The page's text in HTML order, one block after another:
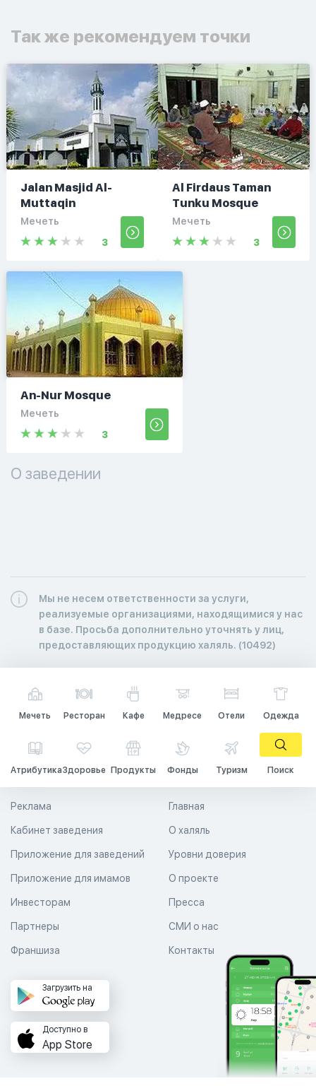
Так же рекомендуем точки
Jalan Masjid Al-
Muttaqin
Мечеть
3
Al Firdaus Taman
Tunku Mosque
Мечеть
3
An-Nur Mosque
Мечеть
3
О заведении
Мы не несем ответственности за услуги,
реализуемые организациями, находящимися у нас
в базе. Просьба дополнительно уточнять у лиц,
предоставляющих продукцию халяль. (10492)
Мечеть Ресторан Кафе Медресе Отели Одежда
АтрибутикаЗдоровье Продукты Фонды Туризм Поиск
Главная
О халяль
Уровни доверия
Реклама
Кабинет заведения
Приложение для заведений
Приложение для имамов О проекте
Пресса
СМИ о нас
Контакты
Инвесторам
Партнеры
Франшиза
Загрузить на
Доступно в
App Store